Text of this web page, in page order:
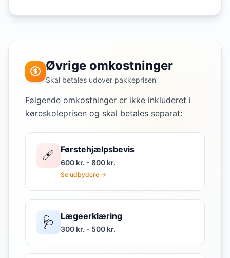
Øvrige omkostninger
Skal betales udover pakkeprisen
Følgende omkostninger er ikke inkluderet i
køreskoleprisen og skal betales separat:
🩹 Førstehjælpsbevis
600 kr. - 800 kr.
Se udbydere →
🩺 Lægeerklæring
300 kr. - 500 kr.